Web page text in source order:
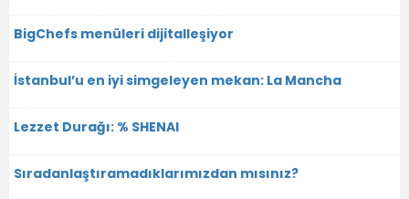
BigChefs menüleri dijitalleşiyor
İstanbul’u en iyi simgeleyen mekan: La Mancha
Lezzet Durağı: % SHENAI
Sıradanlaştıramadıklarımızdan mısınız?